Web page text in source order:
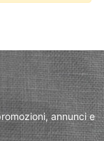
annunci e